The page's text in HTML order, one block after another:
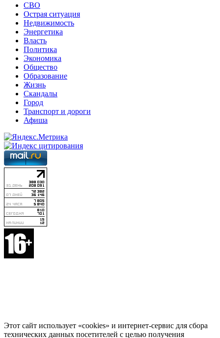
СВО
Острая ситуация
Недвижимость
Энергетика
Власть
Политика
Экономика
Общество
Образование
Жизнь
Скандалы
Город
Транспорт и дороги
Афиша
Этот сайт использует «cookies» и интернет-сервис для сбора
технических данных посетителей с целью получения